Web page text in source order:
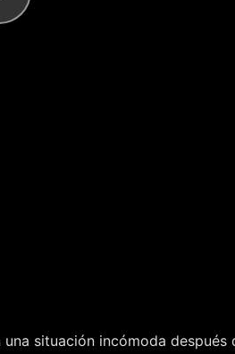
situación incómoda